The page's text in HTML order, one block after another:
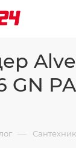
GN
—